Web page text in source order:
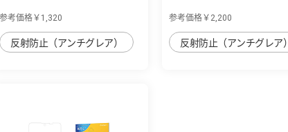
参考価格￥1,320
反射防止（アンチグレア）
参考価格￥2,200
反射防止（アンチグレア）